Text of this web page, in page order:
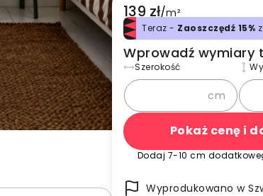
139 zł/m²
Teraz - Zaoszczędź 15%
Wprowadź wymiary
Szerokość
cm
Pokaż cenę i
Dodaj 7-10 cm
Wyprodukowano w